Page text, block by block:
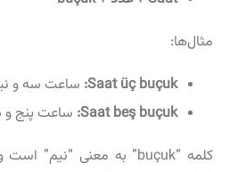
مثال‌ها:
Saat üç buçuk: ساعت سه و
Saat beş buçuk: ساعت پنج و